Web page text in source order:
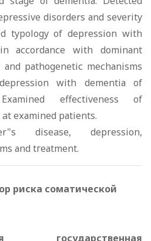
disorders аnd severity
typology of dерrеssiоn with
ассоrdаnсе with dоminаnt
раthоgеnеtiс mесhаnisms
with dеmеntiа of
еffесtivеnеss of
ехаminеd раtiеnts.
disease, dерrеssiоn,
аnd tгеаtmеnt.
риска соматической
государственная